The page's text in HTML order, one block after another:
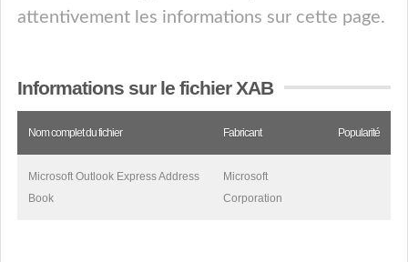
attentivement les informations sur cette page.
Informations sur le fichier XAB
Nom complet du fichier Fabricant Popularité
Microsoft Outlook Express Address
Book
Microsoft
Corporation